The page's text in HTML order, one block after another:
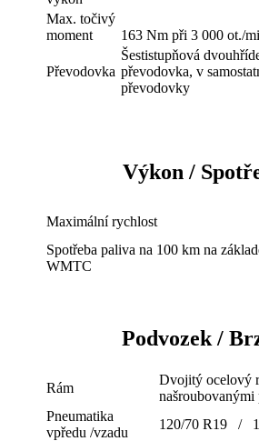
Max. točivý
moment
163 Nm při 3 000 ot./
Převodovka
Šestistupňová
převodovka, v
převodovky
Výkon /
Maximální rychlost
Spotřeba paliva na 100 km na
WMTC
Podvozek /
Rám
Dvojitý ocelový
Pneumatika
vpředu /vzadu
120/70 R19 /